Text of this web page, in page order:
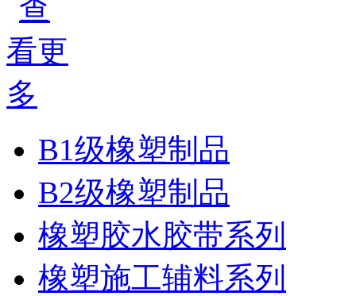
B1级橡塑制品
B2级橡塑制品
橡塑胶水胶带系列
橡塑施工辅料系列